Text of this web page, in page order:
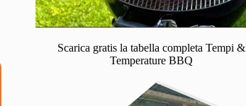
Scarica gratis la tabella completa Tempi &
Temperature BBQ